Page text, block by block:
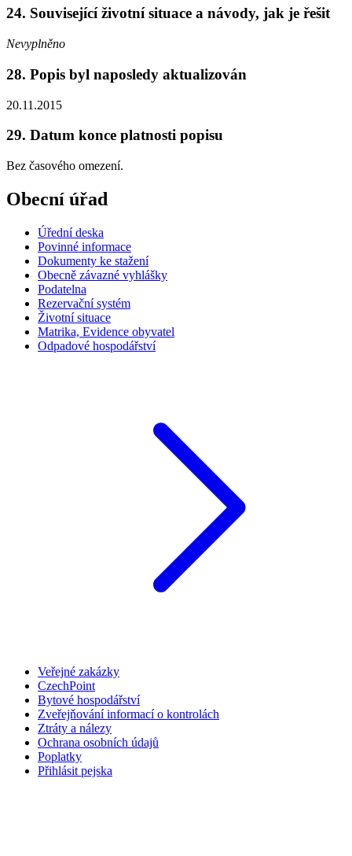
24. Související životní situace a návody, jak je řešit
Nevyplněno
28. Popis byl naposledy aktualizován
20.11.2015
29. Datum konce platnosti popisu
Bez časového omezení.
Obecní úřad
Úřední deska
Povinné informace
Dokumenty ke stažení
Obecně závazné vyhlášky
Podatelna
Rezervační systém
Životní situace
Matrika, Evidence obyvatel
Odpadové hospodářství
Veřejné zakázky
CzechPoint
Bytové hospodářství
Zveřejňování informací o kontrolách
Ztráty a nálezy
Ochrana osobních údajů
Poplatky
Přihlásit pejska